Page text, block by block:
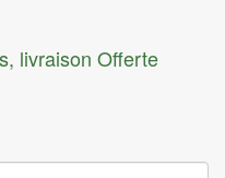
livraison Offerte